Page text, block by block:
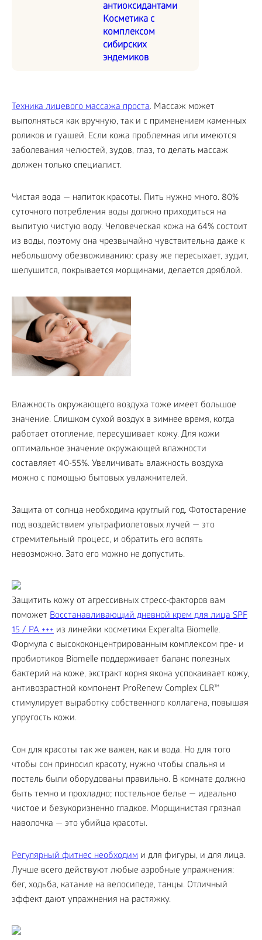
антиоксидантами
Косметика с
комплексом
сибирских
эндемиков
Техника лицевого массажа проста. Массаж может
выполняться как вручную, так и с применением каменных
роликов и гуашей. Если кожа проблемная или имеются
заболевания челюстей, зудов, глаз, то делать массаж
должен только специалист.
Чистая вода — напиток красоты. Пить нужно много. 80%
суточного потребления воды должно приходиться на
выпитую чистую воду. Человеческая кожа на 64% состоит
из воды, поэтому она чрезвычайно чувствительна даже к
небольшому обезвоживанию: сразу же пересыхает, зудит,
шелушится, покрывается морщинами, делается дряблой.
Влажность окружающего воздуха тоже имеет большое
значение. Слишком сухой воздух в зимнее время, когда
работает отопление, пересушивает кожу. Для кожи
оптимальное значение окружающей влажности
составляет 40-55%. Увеличивать влажность воздуха
можно с помощью бытовых увлажнителей.
Защита от солнца необходима круглый год. Фотостарение
под воздействием ультрафиолетовых лучей — это
стремительный процесс, и обратить его вспять
невозможно. Зато его можно не допустить.
Защитить кожу от агрессивных стресс-факторов вам
поможет Восстанавливающий дневной крем для лица SPF
15 / PA +++ из линейки косметики Experalta Biomelle.
Формула с высококонцентрированным комплексом пре- и
пробиотиков Biomelle поддерживает баланс полезных
бактерий на коже, экстракт корня якона успокаивает кожу,
антивозрастной компонент ProRenew Complex CLR™
стимулирует выработку собственного коллагена, повышая
упругость кожи.
Сон для красоты так же важен, как и вода. Но для того
чтобы сон приносил красоту, нужно чтобы спальня и
постель были оборудованы правильно. В комнате должно
быть темно и прохладно; постельное белье — идеально
чистое и безукоризненно гладкое. Морщинистая грязная
наволочка — это убийца красоты.
Регулярный фитнес необходим и для фигуры, и для лица.
Лучше всего действуют любые аэробные упражнения:
бег, ходьба, катание на велосипеде, танцы. Отличный
эффект дают упражнения на растяжку.